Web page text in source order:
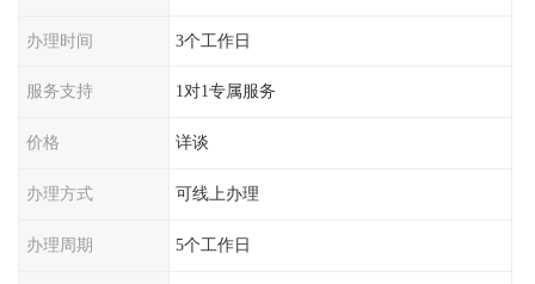
办理时间 3个工作日
服务支持 1对1专属服务
价格 详谈
办理方式 可线上办理
办理周期 5个工作日